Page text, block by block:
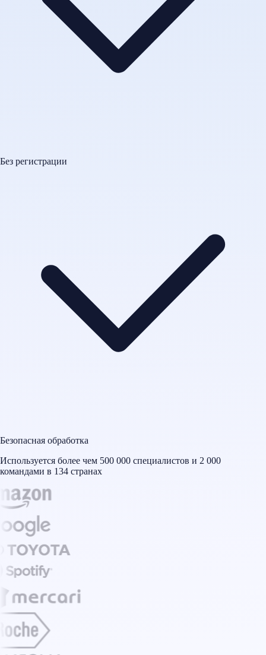
Без регистрации
Безопасная обработка
Используется более чем 500 000 специалистов и 2 000
командами в 134 странах